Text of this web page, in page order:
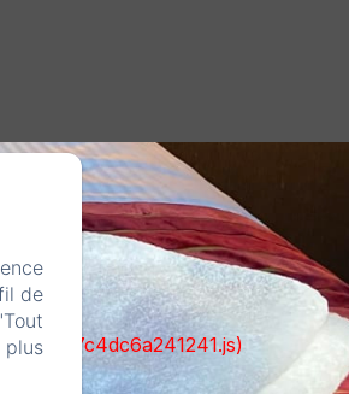
1bf7c4dc6a241241.js)
de
plus